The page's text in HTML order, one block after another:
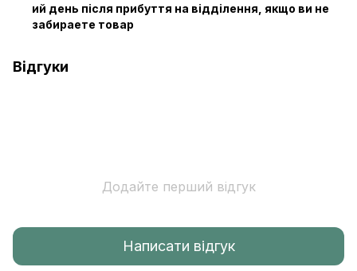
ий день після прибуття на відділення, якщо ви не
забираете товар
Відгуки
Додайте перший відгук
Написати відгук